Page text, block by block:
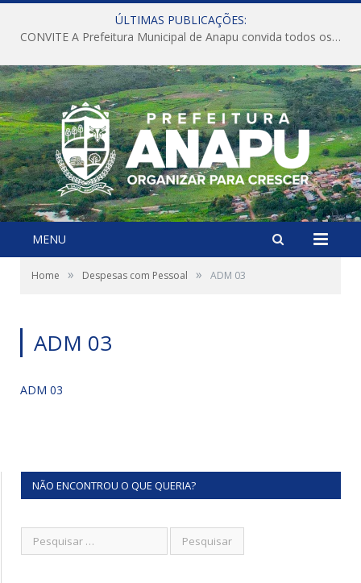
ÚLTIMAS PUBLICAÇÕES:
CONVITE A Prefeitura Municipal de Anapu convida todos os servidores públicos municipais para participarem da Audiência Pública de discussão da Lei de Diretrizes Orçamentárias (LDO), importante instrumento de planejamento das ações e investimentos da Administração Pública para o próximo exercício financeiro.
MENU
Home » Despesas com Pessoal » ADM 03
ADM 03
ADM 03
NÃO ENCONTROU O QUE QUERIA?